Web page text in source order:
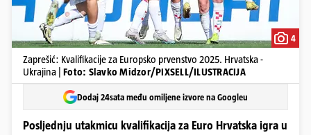
4
Zaprešić: Kvalifikacije za Europsko prvenstvo 2025. Hrvatska -
Ukrajina | Foto: Slavko Midzor/PIXSELL/ILUSTRACIJA
Dodaj 24sata među omiljene izvore na Googleu
Posljednju utakmicu kvalifikacija za Euro Hrvatska igra u